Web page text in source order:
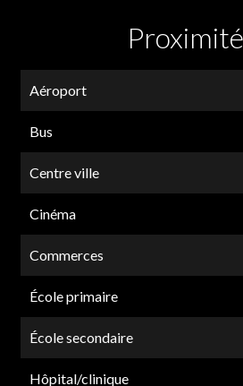
Aéroport
Bus
Centre ville
Cinéma
Commerces
École primaire
École secondaire
Hôpital/clinique